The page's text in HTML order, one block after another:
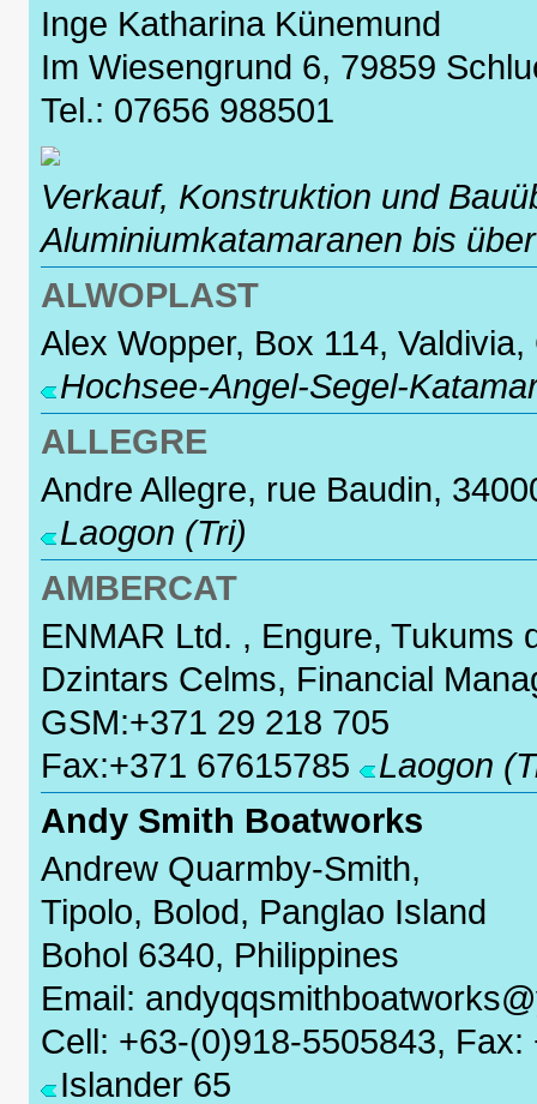
Inge Katharina Künemund
Im Wiesengrund 6, 79859
Tel.: 07656 988501
Verkauf, Konstruktion und
Aluminiumkatamaranen bis
ALWOPLAST
Alex Wopper, Box 114, Valdivia,
Hochsee-Angel-Segel-
ALLEGRE
Andre Allegre, rue Baudin,
Laogon (Tri)
AMBERCAT
ENMAR Ltd. , Engure, Tukums
Dzintars Celms, Financial
GSM:+371 29 218 705
Fax:+371 67615785
Laogon
Andy Smith Boatworks
Andrew Quarmby-Smith,
Tipolo, Bolod, Panglao Island
Bohol 6340, Philippines
Email:
Cell: +63-(0)918-5505843,
Islander 65